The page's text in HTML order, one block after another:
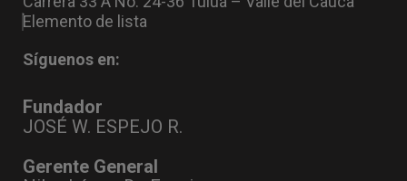
Elemento de lista
Síguenos en:
Fundador
JOSÉ W. ESPEJO R.
Gerente General